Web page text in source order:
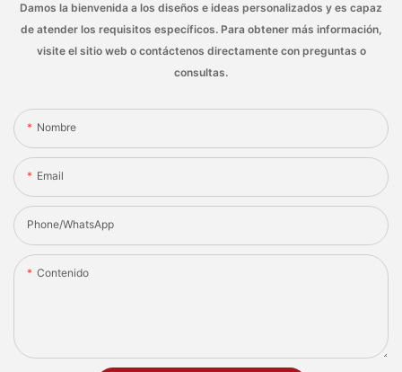
Damos la bienvenida a los diseños e ideas personalizados y es capaz
de atender los requisitos específicos. Para obtener más información,
visite el sitio web o contáctenos directamente con preguntas o
consultas.
Nombre
Email
Phone/whatsApp
Contenido